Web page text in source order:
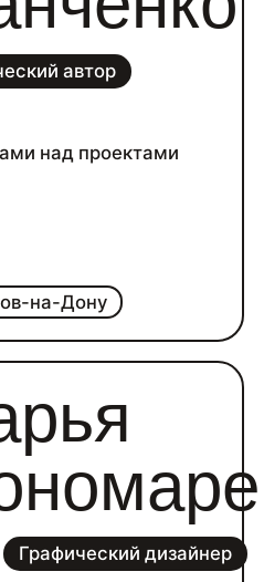
на-Дону
автор
над проектами
Графический дизайнер